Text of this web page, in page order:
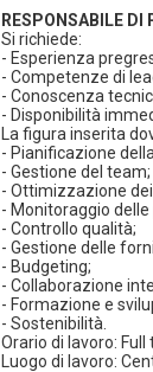
RESPONSABILE DI
Si richiede:
- Esperienza
- Competenze di
- Conoscenza
- Disponibilità
La figura inserita
- Pianificazione
- Gestione del team;
- Ottimizzazione
- Monitoraggio
- Controllo qualità;
- Gestione delle
- Budgeting;
- Collaborazione
- Formazione e
- Sostenibilità.
Orario di lavoro: Full
Luogo di lavoro: